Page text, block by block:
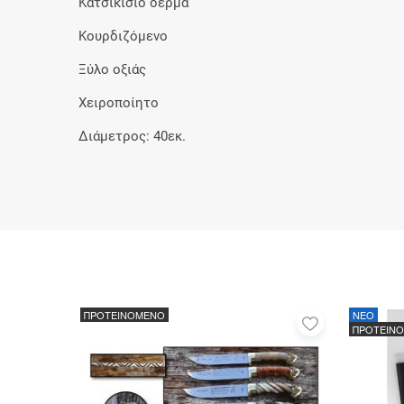
Κουρδιζόμενο
Ξύλο οξιάς
Χειροποίητο
Διάμετρος: 40εκ.
ΠΡΟΤΕΙΝΟΜΕΝΟ
Προσθήκη
αγαπημένα
μου
NEO